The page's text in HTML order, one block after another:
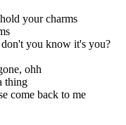
your charms
you know it's you?
ohh
thing
come back to me